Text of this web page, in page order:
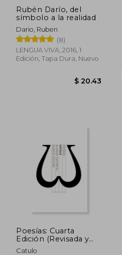
Rubén Darío, del
símbolo a la realidad
Dario, Ruben
(8)
LENGUA VIVA, 2016, 1
Edición, Tapa Dura, Nuevo
Poesías: Cuarta
Edición (Revisada y
Actualizada)
Catulo